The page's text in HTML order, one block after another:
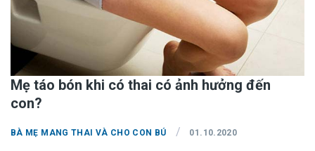
Mẹ táo bón khi có thai có ảnh hưởng đến
con?
BÀ MẸ MANG THAI VÀ CHO CON BÚ / 01.10.2020